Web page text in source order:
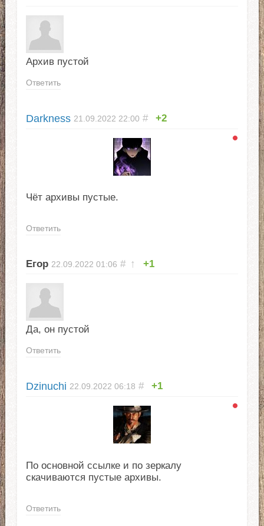
Архив пустой
Ответить
Darkness 21.09.2022 22:00 # +2
Чёт архивы пустые.
Ответить
Егор 22.09.2022 01:06 # ↑ +1
Да, он пустой
Ответить
Dzinuchi 22.09.2022 06:18 # +1
По основной ссылке и по зеркалу
скачиваются пустые архивы.
Ответить